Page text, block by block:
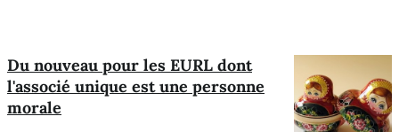
Du nouveau pour les EURL dont
l'associé unique est une personne
morale